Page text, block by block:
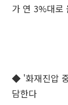
가 연 3%대로
◆ '화재진압
담한다